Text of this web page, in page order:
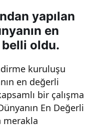
yapılan
en
oldu.
kuruluşu
en değerli
bir çalışma
En Değerli
merakla